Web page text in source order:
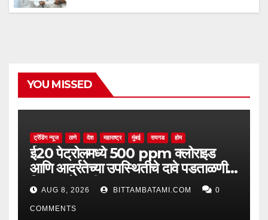
YOU MISSED
ट्रेंडिंग न्यूज ठाणे देश महाराष्ट्र मुंबई रायगड होम
ई20 पेट्रोलमध्ये 500 ppm क्लोराइड
आणि आर्द्रतेच्या उपस्थितीचे दावे पडताळणीत
सिद्ध झाले नाहीत
AUG 8, 2026 BITTAMBATAMI.COM 0
COMMENTS